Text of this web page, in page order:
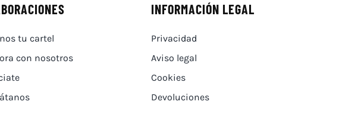
tu cartel
con nosotros
INFORMACIÓN LEGAL
Privacidad
Aviso legal
Cookies
Devoluciones